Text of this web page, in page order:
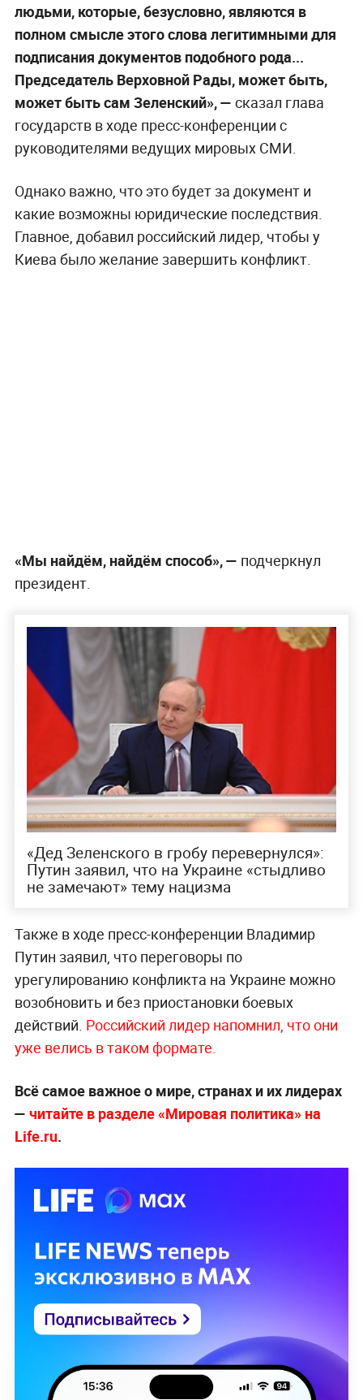
людьми, которые, безусловно, являются в
полном смысле этого слова легитимными для
подписания документов подобного рода...
Председатель Верховной Рады, может быть,
может быть сам Зеленский», — сказал глава
государств в ходе пресс-конференции с
руководителями ведущих мировых СМИ.
Однако важно, что это будет за документ и
какие возможны юридические последствия.
Главное, добавил российский лидер, чтобы у
Киева было желание завершить конфликт.
«Мы найдём, найдём способ», — подчеркнул
президент.
«Дед Зеленского в гробу перевернулся»:
Путин заявил, что на Украине «стыдливо
не замечают» тему нацизма
Также в ходе пресс-конференции Владимир
Путин заявил, что переговоры по
урегулированию конфликта на Украине можно
возобновить и без приостановки боевых
действий. Российский лидер напомнил, что они
уже велись в таком формате.
Всё самое важное о мире, странах и их лидерах
— читайте в разделе «Мировая политика» на
Life.ru.